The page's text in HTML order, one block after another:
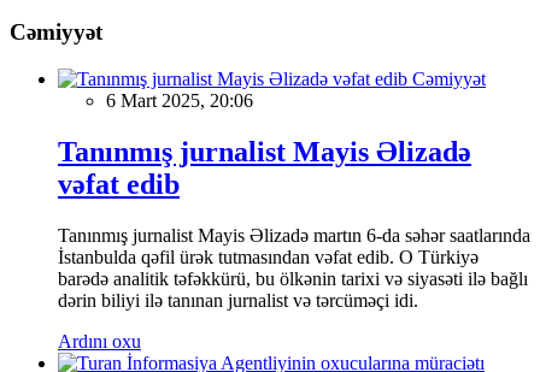
Cəmiyyət
Cəmiyyət
6 Mart 2025, 20:06
Tanınmış jurnalist Mayis Əlizadə
vəfat edib
Tanınmış jurnalist Mayis Əlizadə martın 6-da səhər saatlarında
İstanbulda qəfil ürək tutmasından vəfat edib. O Türkiyə
barədə analitik təfəkkürü, bu ölkənin tarixi və siyasəti ilə bağlı
dərin biliyi ilə tanınan jurnalist və tərcüməçi idi.
Ardını oxu